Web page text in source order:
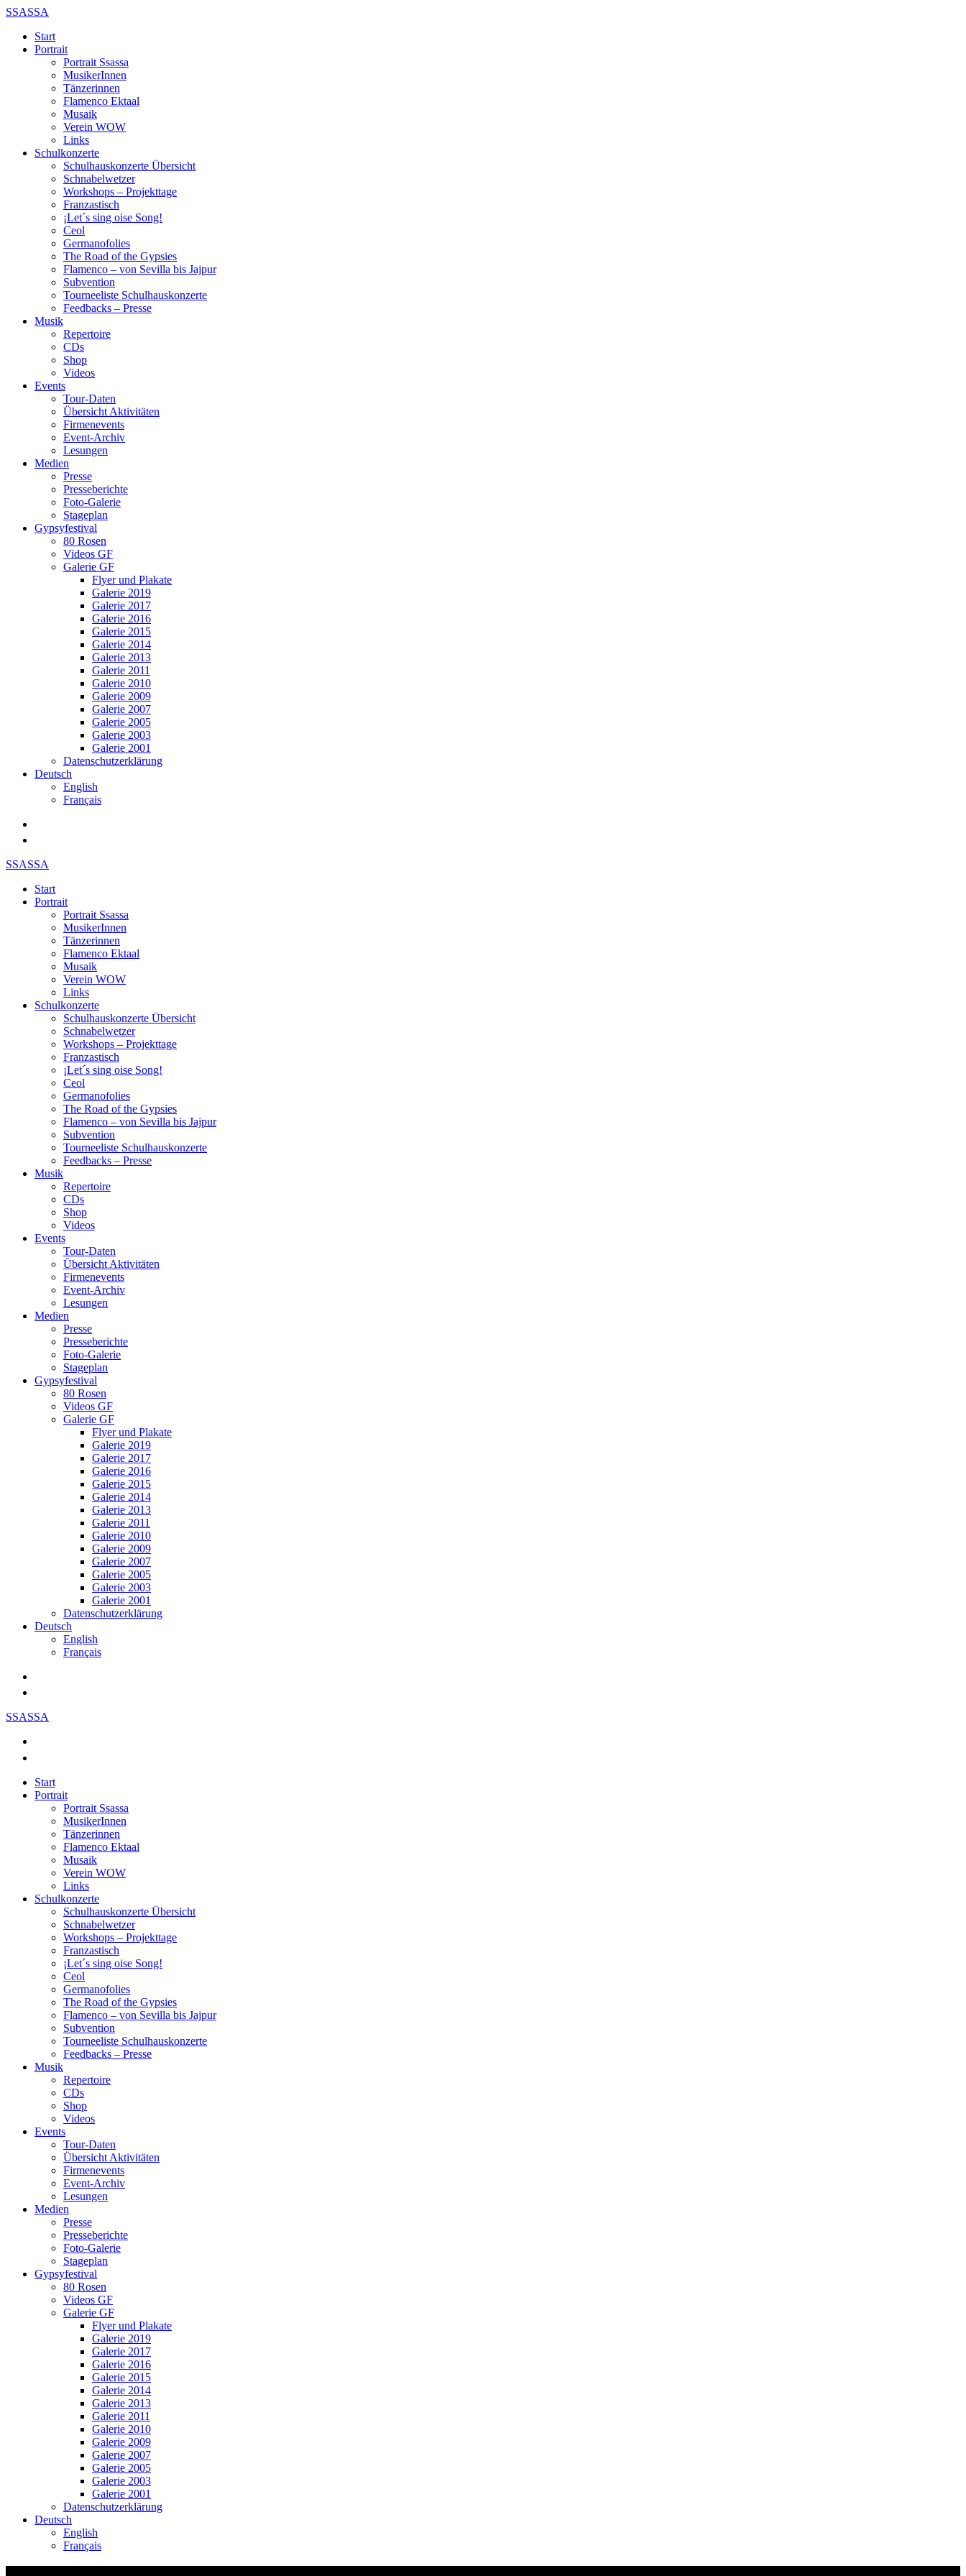
SSASSA
Start
Portrait
Portrait Ssassa
MusikerInnen
Tänzerinnen
Flamenco Ektaal
Musaik
Verein WOW
Links
Schulkonzerte
Schulhauskonzerte Übersicht
Schnabelwetzer
Workshops – Projekttage
Franzastisch
¡Let´s sing oise Song!
Ceol
Germanofolies
The Road of the Gypsies
Flamenco – von Sevilla bis Jajpur
Subvention
Tourneeliste Schulhauskonzerte
Feedbacks – Presse
Musik
Repertoire
CDs
Shop
Videos
Events
Tour-Daten
Übersicht Aktivitäten
Firmenevents
Event-Archiv
Lesungen
Medien
Presse
Presseberichte
Foto-Galerie
Stageplan
Gypsyfestival
80 Rosen
Videos GF
Galerie GF
Flyer und Plakate
Galerie 2019
Galerie 2017
Galerie 2016
Galerie 2015
Galerie 2014
Galerie 2013
Galerie 2011
Galerie 2010
Galerie 2009
Galerie 2007
Galerie 2005
Galerie 2003
Galerie 2001
Datenschutzerklärung
Deutsch
English
Français
SSASSA
Start
Portrait
Portrait Ssassa
MusikerInnen
Tänzerinnen
Flamenco Ektaal
Musaik
Verein WOW
Links
Schulkonzerte
Schulhauskonzerte Übersicht
Schnabelwetzer
Workshops – Projekttage
Franzastisch
¡Let´s sing oise Song!
Ceol
Germanofolies
The Road of the Gypsies
Flamenco – von Sevilla bis Jajpur
Subvention
Tourneeliste Schulhauskonzerte
Feedbacks – Presse
Musik
Repertoire
CDs
Shop
Videos
Events
Tour-Daten
Übersicht Aktivitäten
Firmenevents
Event-Archiv
Lesungen
Medien
Presse
Presseberichte
Foto-Galerie
Stageplan
Gypsyfestival
80 Rosen
Videos GF
Galerie GF
Flyer und Plakate
Galerie 2019
Galerie 2017
Galerie 2016
Galerie 2015
Galerie 2014
Galerie 2013
Galerie 2011
Galerie 2010
Galerie 2009
Galerie 2007
Galerie 2005
Galerie 2003
Galerie 2001
Datenschutzerklärung
Deutsch
English
Français
SSASSA
Start
Portrait
Portrait Ssassa
MusikerInnen
Tänzerinnen
Flamenco Ektaal
Musaik
Verein WOW
Links
Schulkonzerte
Schulhauskonzerte Übersicht
Schnabelwetzer
Workshops – Projekttage
Franzastisch
¡Let´s sing oise Song!
Ceol
Germanofolies
The Road of the Gypsies
Flamenco – von Sevilla bis Jajpur
Subvention
Tourneeliste Schulhauskonzerte
Feedbacks – Presse
Musik
Repertoire
CDs
Shop
Videos
Events
Tour-Daten
Übersicht Aktivitäten
Firmenevents
Event-Archiv
Lesungen
Medien
Presse
Presseberichte
Foto-Galerie
Stageplan
Gypsyfestival
80 Rosen
Videos GF
Galerie GF
Flyer und Plakate
Galerie 2019
Galerie 2017
Galerie 2016
Galerie 2015
Galerie 2014
Galerie 2013
Galerie 2011
Galerie 2010
Galerie 2009
Galerie 2007
Galerie 2005
Galerie 2003
Galerie 2001
Datenschutzerklärung
Deutsch
English
Français